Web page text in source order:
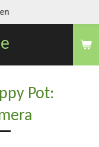
Pot: